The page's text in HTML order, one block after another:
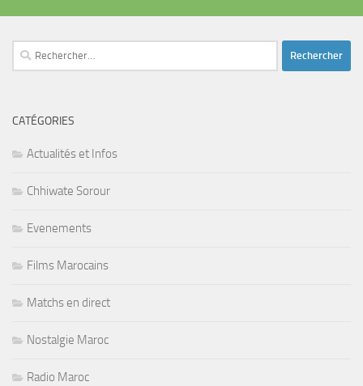
Rechercher :
CATÉGORIES
Actualités et Infos
Chhiwate Sorour
Evenements
Films Marocains
Matchs en direct
Nostalgie Maroc
Radio Maroc